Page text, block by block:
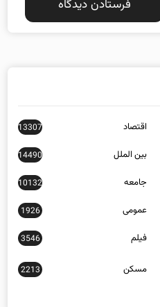
اقتصاد 13307
بین الملل 14490
جامعه 10132
عمومی 1926
فیلم 3546
مسکن 2213